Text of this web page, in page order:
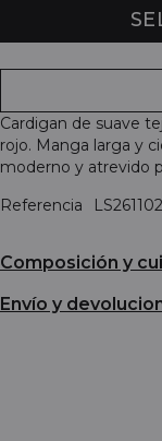
Cardigan de suave
rojo. Manga larga y
moderno y atrevido
Referencia
Composición y
Envío y